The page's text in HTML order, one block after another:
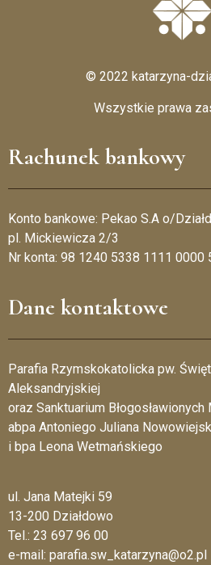
© 2022 katarzyna-
Wszystkie prawa
Rachunek bankowy
Konto bankowe: Pekao S.A o/
pl. Mickiewicza 2/3
Nr konta: 98 1240 5338 1111 0000
Dane kontaktowe
Parafia Rzymskokatolicka pw.
Aleksandryjskiej
oraz Sanktuarium
abpa Antoniego Juliana
i bpa Leona Wetmańskiego
ul. Jana Matejki 59
13-200 Działdowo
Tel.: 23 697 96 00
e-mail: parafia.sw_katarzyna@o2.pl